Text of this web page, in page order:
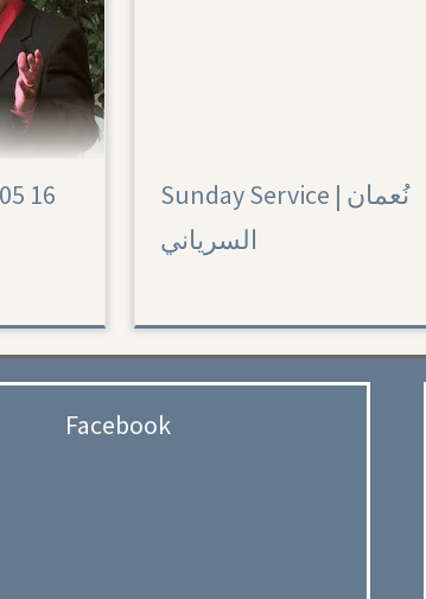
Sunday Service | نُعمان
السرياني
Facebook